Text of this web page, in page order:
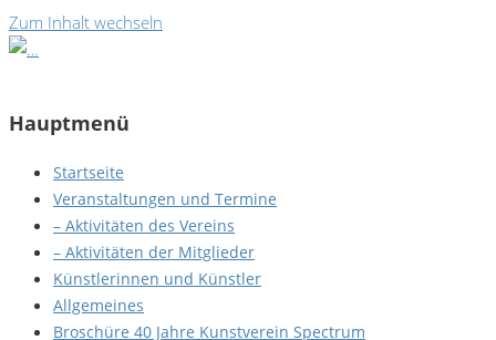
Zum Inhalt wechseln
Hauptmenü
Startseite
Veranstaltungen und Termine
– Aktivitäten des Vereins
– Aktivitäten der Mitglieder
Künstlerinnen und Künstler
Allgemeines
Broschüre 40 Jahre Kunstverein Spectrum